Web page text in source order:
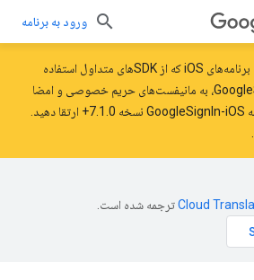
ورود به برنامه
، اپل برای برنامه‌های iOS که از SDK‌های متداول استفاده
ترجمه شده است.